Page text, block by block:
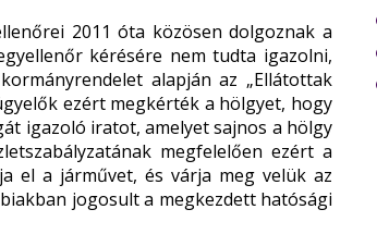
2011 óta közösen dolgoznak a
kérésére nem tudta igazolni,
alapján az „Ellátottak
ezért megkérték a hölgyet, hogy
igazoló iratot, amelyet sajnos a hölgy
megfelelően ezért a
el a járművet, és várja meg velük az
jogosult a megkezdett hatósági